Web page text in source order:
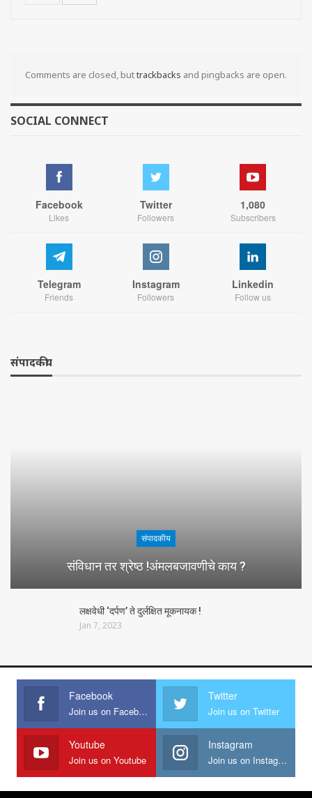
Comments are closed, buttrackbacks and pingbacks are open.
SOCIAL CONNECT
Facebook
Likes
Twitter
Followers
1,080
Subscribers
Telegram
Friends
Instagram
Followers
Linkedin
Follow us
संपादकीय
संपादकीय
संविधान तर श्रेष्ठ !अंमलबजावणीचे काय ?
लक्षवेधी ‘दर्पण’ ते दुर्लक्षित मूकनायक !
Jan 7, 2023
Facebook
Join us on Facebook
Twitter
Join us on Twitter
Youtube
Join us on Youtube
Instagram
Join us on Instagram